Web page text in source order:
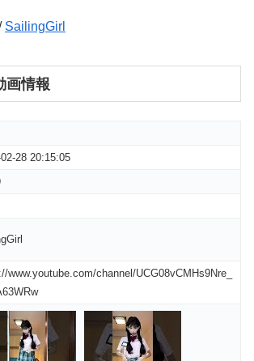
SailingGirl
画情報
28 20:15:05
www.youtube.com/channel/UCG08vCMHs9Nre_